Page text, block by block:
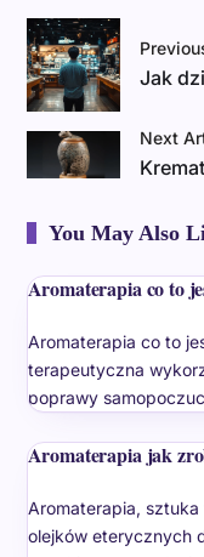
Jak
Next
You May Also
Aromaterapia co to
Aromaterapia co to
terapeutyczna
poprawy
Aromaterapia jak
Aromaterapia,
olejków eterycznych